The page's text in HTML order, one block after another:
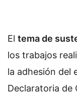
El tema de
los trabajos
la adhesión del
Declaratoria de